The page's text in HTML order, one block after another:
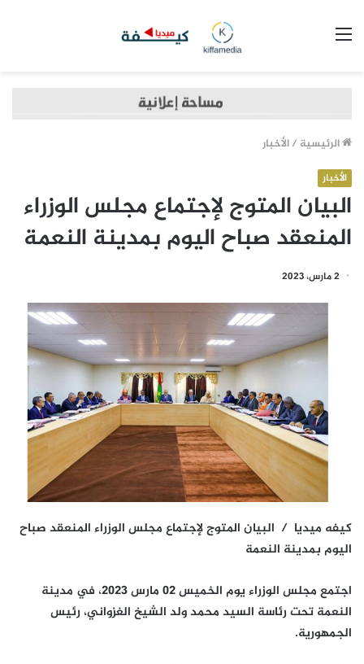
الرئيسية /الأخبار
الأخبار
البيان المتوج لإجتماع مجلس الوزراء
المنعقد صباح اليوم بمدينة النعمة
2 مارس، 2023
كيفه ميديا / البيان المتوج لإجتماع مجلس الوزراء المنعقد صباح
اليوم بمدينة النعمة
اجتمع مجلس الوزراء يوم الخميس 02 مارس 2023، في مدينة
النعمة تحت رئاسة السيد محمد ولد الشيخ الغزواني، رئيس
الجمهورية.